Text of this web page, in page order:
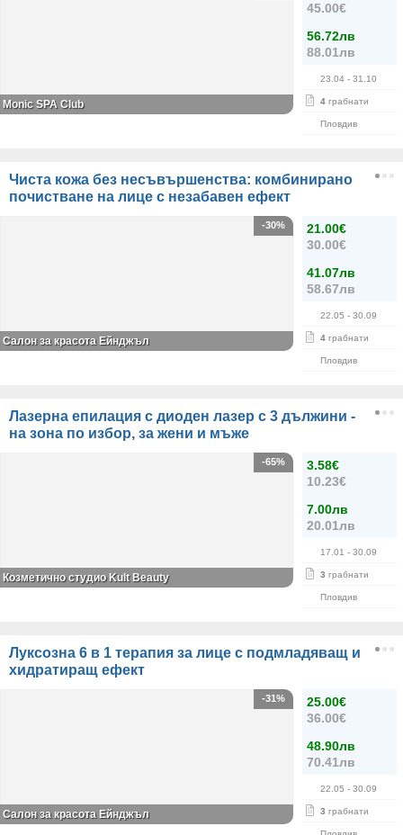
45.00€
56.72лв
88.01лв
23.04 - 31.10
4 грабнати
Пловдив
Monic SPA Club
Чиста кожа без несъвършенства: комбинирано
почистване на лице с незабавен ефект
21.00€
30.00€
41.07лв
58.67лв
22.05 - 30.09
4 грабнати
Пловдив
-30%
Салон за красота Ейнджъл
Лазерна епилация с диоден лазер с 3 дължини -
на зона по избор, за жени и мъже
3.58€
10.23€
7.00лв
20.01лв
17.01 - 30.09
3 грабнати
Пловдив
-65%
Козметично студио Kult Beauty
Луксозна 6 в 1 терапия за лице с подмладяващ и
хидратиращ ефект
25.00€
36.00€
48.90лв
70.41лв
22.05 - 30.09
3 грабнати
-31%
Салон за красота Ейнджъл